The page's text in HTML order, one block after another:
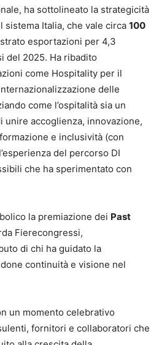
ha sottolineato la strategicità
sistema Italia, che vale circa 100
esportazioni per 4,3
del 2025. Ha ribadito
come Hospitality per il
delle
come l’ospitalità sia un
unire accoglienza, innovazione,
e inclusività (con
del percorso DI
che ha sperimentato con
la premiazione dei Past
Fierecongressi,
di chi ha guidato la
continuità e visione nel
un momento celebrativo
fornitori e collaboratori che